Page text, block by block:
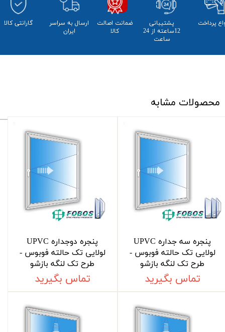
پرداخت
پشتیبانی
12ساعته از 24
ساعت
ضمانت اصالت
کالا
​ارسال به سراسر
ایران
​​گارانتی کالا
محصولات مشابه
پنجره سه جداره UPVC
لولایی تک حالته فوبوس -
طرح تک لنگه بازشو
تماس بگیرید
پنجره دوجداره UPVC
لولایی تک حالته فوبوس -
طرح تک لنگه بازشو
تماس بگیرید